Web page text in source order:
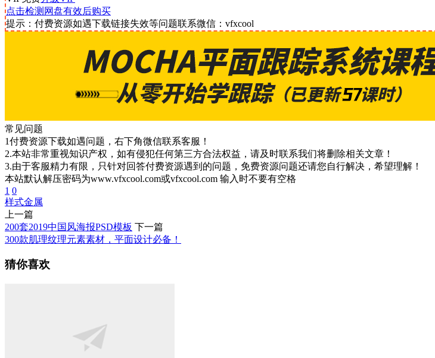
点击检测网盘有效后购买
提示：付费资源如遇下载链接失效等问题联系微信：vfxcool
常见问题
1付费资源下载如遇问题，右下角微信联系客服！
2.本站非常重视知识产权，如有侵犯任何第三方合法权益，请及时联系我们将删除相关文章！
3.由于客服精力有限，只针对回答付费资源遇到的问题，免费资源问题还请您自行解决，希望理解！
本站默认解压密码为www.vfxcool.com或vfxcool.com 输入时不要有空格
1 0
样式金属
上一篇
200套2019中国风海报PSD模板 下一篇
300款肌理纹理元素素材，平面设计必备！
猜你喜欢